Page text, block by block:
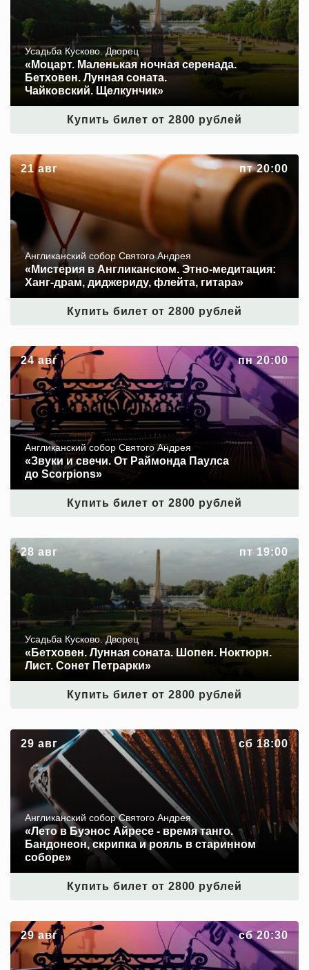
Купить билет от 2800 рублей
Усадьба Кусково. Дворец
«Моцарт. Маленькая ночная серенада.
Бетховен. Лунная соната.
Чайковский. Щелкунчик»
Купить билет от 2800 рублей
«Мистерия в Англиканском. Этно‑медитация: Ханг-
драм, диджериду, флейта, гитара»
Англиканский собор Святого Андрея
«Мистерия в Англиканском. Этно‑медитация:
Ханг-драм, диджериду, флейта, гитара»
21 авг пт 20:00
Купить билет от 2800 рублей
«Звуки и свечи. От Раймонда Паулса до Scorpions»
Англиканский собор Святого Андрея
«Звуки и свечи. От Раймонда Паулса
до Scorpions»
24 авг пн 20:00
Купить билет от 2800 рублей
«Бетховен. Лунная соната. Шопен. Ноктюрн. Лист.
Сонет Петрарки»
Усадьба Кусково. Дворец
«Бетховен. Лунная соната. Шопен. Ноктюрн.
Лист. Сонет Петрарки»
28 авг пт 19:00
Купить билет от 2800 рублей
«Лето в Буэнос Айресе - время танго. Бандонеон,
скрипка и рояль в старинном соборе»
Англиканский собор Святого Андрея
«Лето в Буэнос Айресе - время танго.
Бандонеон, скрипка и рояль в старинном
соборе»
29 авг сб 18:00
Проект «Неоклассика». «Музыка Людовико Эйнауди»
29 авг сб 20:30